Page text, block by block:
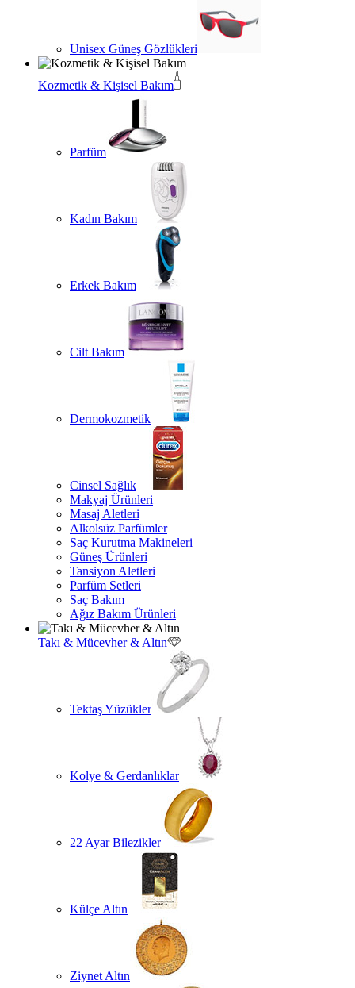
Unisex Güneş Gözlükleri
Kozmetik & Kişisel Bakım
Parfüm
Kadın Bakım
Erkek Bakım
Cilt Bakım
Dermokozmetik
Cinsel Sağlık
Makyaj Ürünleri
Masaj Aletleri
Alkolsüz Parfümler
Saç Kurutma Makineleri
Güneş Ürünleri
Tansiyon Aletleri
Parfüm Setleri
Saç Bakım
Ağız Bakım Ürünleri
Takı & Mücevher & Altın
Tektaş Yüzükler
Kolye & Gerdanlıklar
22 Ayar Bilezikler
Külçe Altın
Ziynet Altın